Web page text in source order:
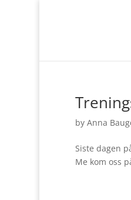
by Anna
Siste dagen
Me kom oss